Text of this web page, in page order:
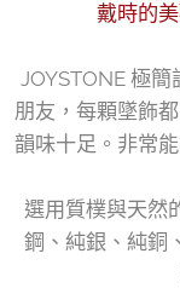
戴時的
JOYSTONE 極
朋友，每顆墜飾
韻味十足。非常
選用質樸與天然
鋼、純銀、純銅